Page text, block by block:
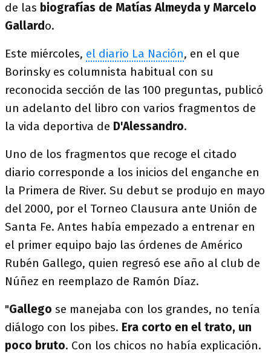
de las biografías de Matías Almeyda y Marcelo
Gallardo.
Este miércoles, el diario La Nación, en el que
Borinsky es columnista habitual con su
reconocida sección de las 100 preguntas, publicó
un adelanto del libro con varios fragmentos de
la vida deportiva de D'Alessandro.
Uno de los fragmentos que recoge el citado
diario corresponde a los inicios del enganche en
la Primera de River. Su debut se produjo en mayo
del 2000, por el Torneo Clausura ante Unión de
Santa Fe. Antes había empezado a entrenar en
el primer equipo bajo las órdenes de Américo
Rubén Gallego, quien regresó ese año al club de
Núñez en reemplazo de Ramón Díaz.
"Gallego se manejaba con los grandes, no tenía
diálogo con los pibes. Era corto en el trato, un
poco bruto. Con los chicos no había explicación.